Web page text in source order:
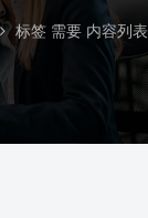
标签 需要 内容列表